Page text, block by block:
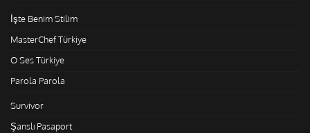
İşte Benim Stilim
MasterChef Türkiye
O Ses Türkiye
Parola Parola
Survivor
Şanslı Pasaport